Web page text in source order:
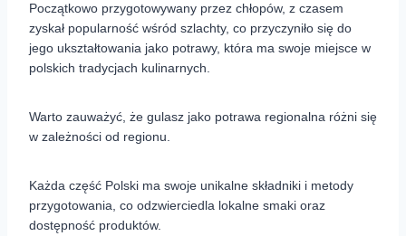
Początkowo przygotowywany przez chłopów, z czasem
zyskał popularność wśród szlachty, co przyczyniło się do
jego ukształtowania jako potrawy, która ma swoje miejsce w
polskich tradycjach kulinarnych.
Warto zauważyć, że gulasz jako potrawa regionalna różni się
w zależności od regionu.
Każda część Polski ma swoje unikalne składniki i metody
przygotowania, co odzwierciedla lokalne smaki oraz
dostępność produktów.